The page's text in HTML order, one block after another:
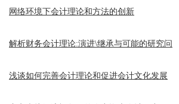
网络环境下会计理论和方法的创新
解析财务会计理论:演进\继承与可能的研究问
浅谈如何完善会计理论和促进会计文化发展